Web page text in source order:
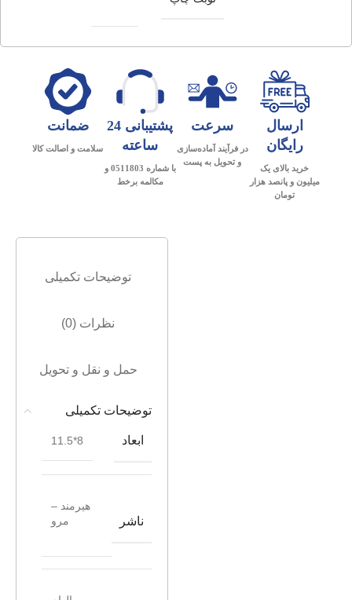
ارسال
رایگان
خرید بالای یک
میلیون و پانصد هزار
تومان
سرعت
در فرآیند آماده‌سازی
و تحویل به پست
پشتیبانی 24
ساعته
با شماره 0511803 و
مکالمه برخط
ضمانت
سلامت و اصالت کالا
توضیحات تکمیلی
نظرات (0)
حمل و نقل و تحویل
توضیحات تکمیلی
ابعاد 8*11.5
ناشر
هیرمند –
مرو